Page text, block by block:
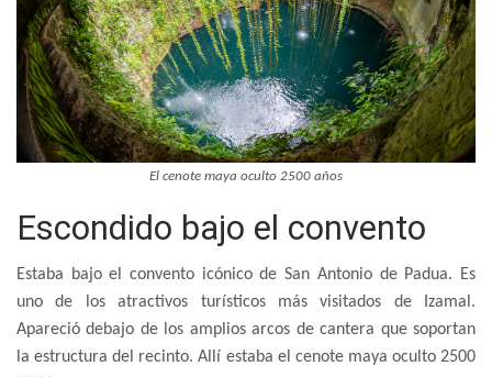
El cenote maya oculto 2500 años
Escondido bajo el convento
Estaba bajo el convento icónico de San Antonio de Padua. Es
uno de los atractivos turísticos más visitados de Izamal.
Apareció debajo de los amplios arcos de cantera que soportan
la estructura del recinto. Allí estaba el cenote maya oculto 2500